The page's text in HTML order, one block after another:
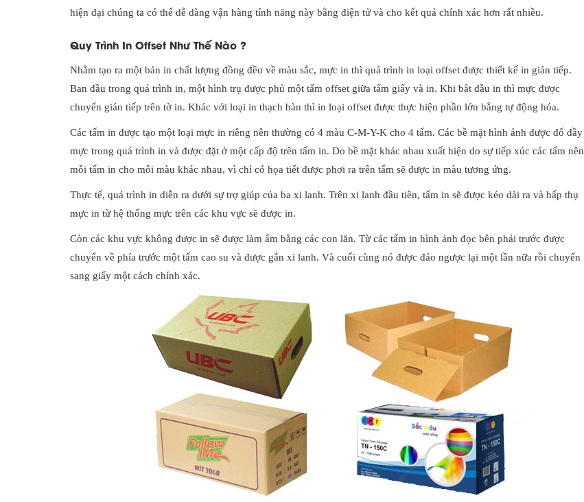
hiện đại chúng ta có thể dễ dàng vận hàng tính năng này bằng điện tử và cho kết quả chính xác hơn rất nhiều.
Quy Trình In Offset Như Thế Nào ?
Nhằm tạo ra một bản in chất lượng đồng đều về màu sắc, mực in thì quá trình in loại offset được thiết kế in gián tiếp.
Ban đầu trong quá trình in, một hình trụ được phủ một tấm offset giữa tấm giấy và in. Khi bắt đầu in thì mực được
chuyển gián tiếp trên tờ in. Khác với loại in thạch bàn thì in loại offset được thực hiện phần lớn bằng tự động hóa.
Các tấm in được tạo một loại mực in riêng nên thường có 4 màu C-M-Y-K cho 4 tấm. Các bề mặt hình ảnh được đổ đầy
mực trong quá trình in và được đặt ở một cấp độ trên tấm in. Do bề mặt khác nhau xuất hiện do sự tiếp xúc các tấm nên
mỗi tấm in cho mỗi màu khác nhau, vì chỉ có họa tiết được phơi ra trên tấm sẽ được in màu tương ứng.
Thực tế, quá trình in diễn ra dưới sự trợ giúp của ba xi lanh. Trên xi lanh đầu tiên, tấm in sẽ được kéo dài ra và hấp thụ
mực in từ hệ thống mực trên các khu vực sẽ được in.
Còn các khu vực không được in sẽ được làm ẩm bằng các con lăn. Từ các tấm in hình ảnh đọc bên phải trước được
chuyển về phía trước một tấm cao su và được gắn xi lanh. Và cuối cùng nó được đảo ngược lại một lần nữa rồi chuyển
sang giấy một cách chính xác.